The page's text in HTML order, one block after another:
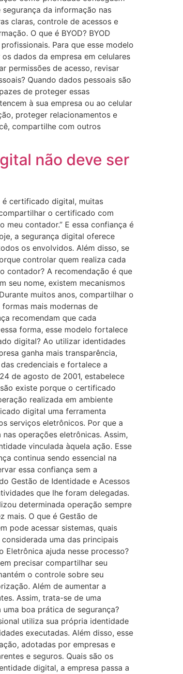
da informação nas
claras, controle de acessos e
O que é BYOD? BYOD
Para que esse modelo
dados da empresa em celulares
permissões de acesso, revisar
Quando dados pessoais são
de proteger essas
à sua empresa ou ao celular
proteger relacionamentos e
compartilhe com outros
não deve ser
é certificado digital, muitas
o certificado com
contador.” E essa confiança é
a segurança digital oferece
os envolvidos. Além disso, se
controlar quem realiza cada
contador? A recomendação é que
seu nome, existem mecanismos
muitos anos, compartilhar o
mais modernas de
recomendam que cada
forma, esse modelo fortalece
digital? Ao utilizar identidades
ganha mais transparência,
credenciais e fortalece a
de agosto de 2001, estabelece
existe porque o certificado
realizada em ambiente
digital uma ferramenta
serviços eletrônicos. Por que a
operações eletrônicas. Assim,
vinculada àquela ação. Esse
continua sendo essencial na
essa confiança sem a
Gestão de Identidade e Acessos
que lhe foram delegadas.
determinada operação sempre
mais. O que é Gestão de
pode acessar sistemas, quais
uma das principais
ajuda nesse processo?
precisar compartilhar seu
o controle sobre seu
Além de aumentar a
Assim, trata-se de uma
boa prática de segurança?
utiliza sua própria identidade
executadas. Além disso, esse
adotadas por empresas e
e seguros. Quais são os
digital, a empresa passa a